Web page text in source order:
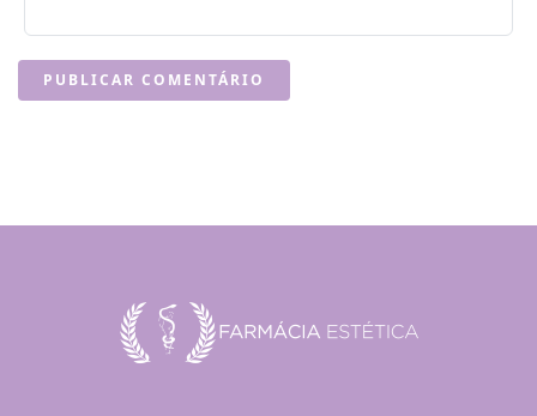
PUBLICAR COMENTÁRIO